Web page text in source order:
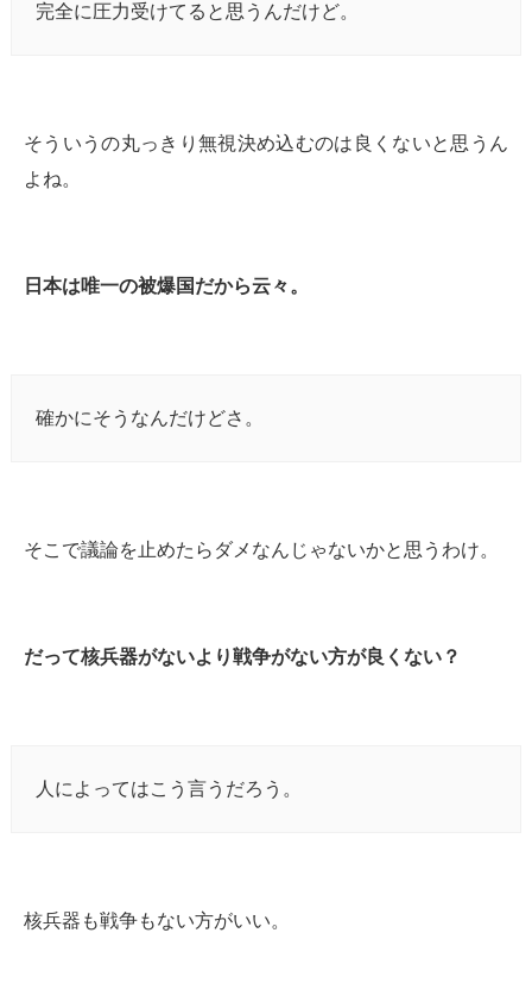
完全に圧力受けてると思うんだけど。
そういうの丸っきり無視決め込むのは良くないと思うん
よね。
日本は唯一の被爆国だから云々。
確かにそうなんだけどさ。
そこで議論を止めたらダメなんじゃないかと思うわけ。
だって核兵器がないより戦争がない方が良くない？
人によってはこう言うだろう。
核兵器も戦争もない方がいい。